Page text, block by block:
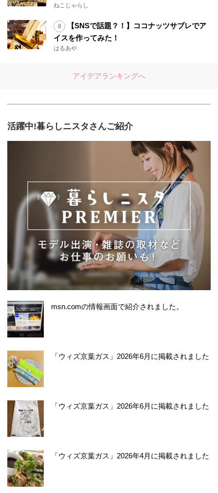
ねこじゃらし
【SNSで話題？！】ココナッツサブレでア
イスを作ってみた！
はるあや
アイデアランキングへ
活躍中!暮らしニスタさんご紹介
msn.comの情報画面で紹介されました。
「ウィズ京葉ガス」2026年6月に掲載されました
「ウィズ京葉ガス」2026年6月に掲載されました
「ウィズ京葉ガス」2026年4月に掲載されました